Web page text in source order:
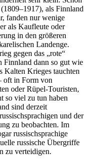
als Finnland
fanden nur wenige
als Kaufleute oder
in den größeren
Landenge.
gegen das „rote“
Finnland dann so gut wie
Kalten Krieges tauchten
oft in Form von
oder Rüpel-Touristen,
so viel zu tun haben
sind derzeit
und der
zu beobachten. Im
russischsprachige
russische Übergriffe
zu verteidigen.